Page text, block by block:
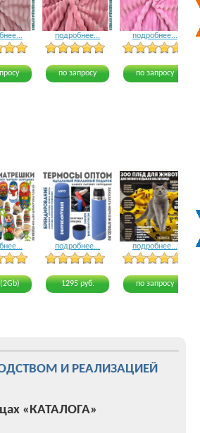
12 голосов
подробнее...
8 голосов
по запросу
подробнее...
по запросу
23 голоса
подробнее...
17 голосов
1295 руб.
подробнее...
по запросу
И РЕАЛИЗАЦИЕЙ
«КАТАЛОГА»